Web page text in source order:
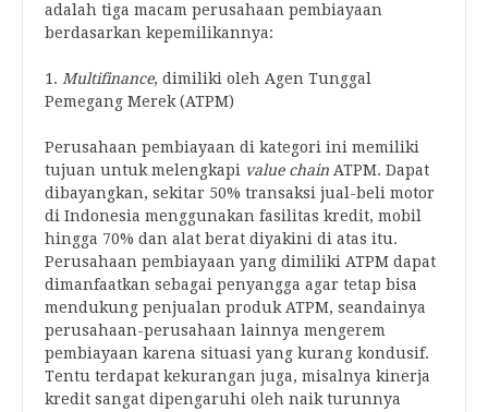
adalah tiga macam perusahaan pembiayaan
berdasarkan kepemilikannya:
1. Multifinance, dimiliki oleh Agen Tunggal
Pemegang Merek (ATPM)
Perusahaan pembiayaan di kategori ini memiliki
tujuan untuk melengkapi value chain ATPM. Dapat
dibayangkan, sekitar 50% transaksi jual-beli motor
di Indonesia menggunakan fasilitas kredit, mobil
hingga 70% dan alat berat diyakini di atas itu.
Perusahaan pembiayaan yang dimiliki ATPM dapat
dimanfaatkan sebagai penyangga agar tetap bisa
mendukung penjualan produk ATPM, seandainya
perusahaan-perusahaan lainnya mengerem
pembiayaan karena situasi yang kurang kondusif.
Tentu terdapat kekurangan juga, misalnya kinerja
kredit sangat dipengaruhi oleh naik turunnya